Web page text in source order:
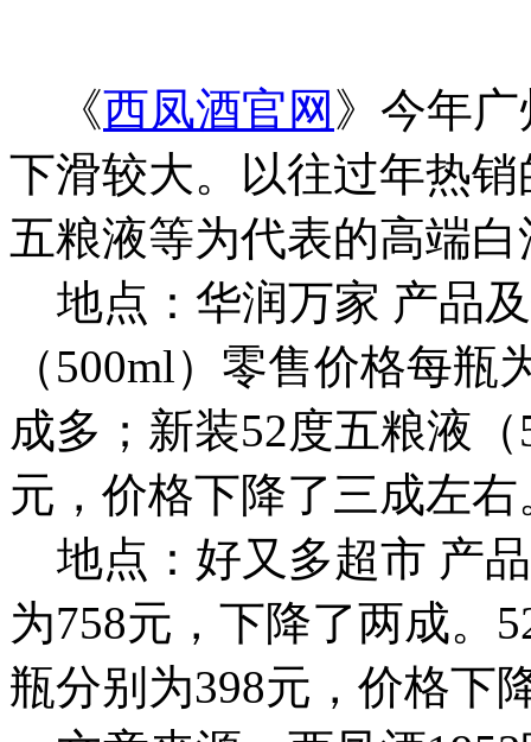
《西凤酒官网 》今年
下滑较大。以往过年热
五粮液等为代表的高端
地点：华润万家 产品
（500ml）零售价格每
成多；新装52度五粮液
元，价格下降了三成左右
地点：好又多超市 产
为758元，下降了两成。
瓶分别为398元，价格下